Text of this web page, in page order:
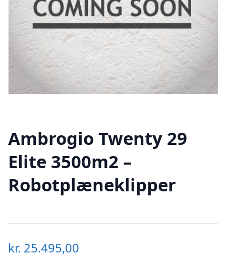
Ambrogio Twenty 29
Elite 3500m2 –
Robotplæneklipper
kr. 25.495,00